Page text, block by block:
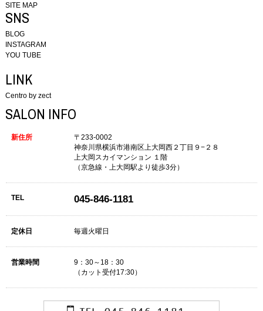
SITE MAP
SNS
BLOG
INSTAGRAM
YOU TUBE
LINK
Centro by zect
SALON INFO
新住所
〒233-0002
神奈川県横浜市港南区上大岡西２丁目９−２８
上大岡スカイマンション １階
（京急線・上大岡駅より徒歩3分）
TEL 045-846-1181
定休日 毎週火曜日
営業時間
9：30～18：30
（カット受付17:30）